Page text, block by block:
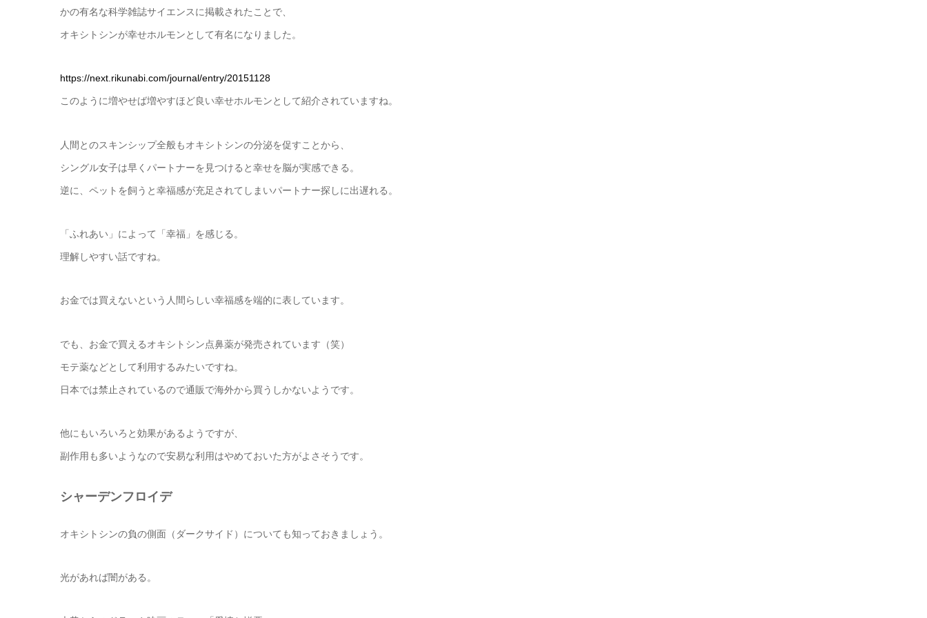
かの有名な科学雑誌サイエンスに掲載されたことで、
オキシトシンが幸せホルモンとして有名になりました。
https://next.rikunabi.com/journal/entry/20151128
このように増やせば増やすほど良い幸せホルモンとして紹介されていますね。
人間とのスキンシップ全般もオキシトシンの分泌を促すことから、
シングル女子は早くパートナーを見つけると幸せを脳が実感できる。
逆に、ペットを飼うと幸福感が充足されてしまいパートナー探しに出遅れる。
「ふれあい」によって「幸福」を感じる。
理解しやすい話ですね。
お金では買えないという人間らしい幸福感を端的に表しています。
でも、お金で買えるオキシトシン点鼻薬が発売されています（笑）
モテ薬などとして利用するみたいですね。
日本では禁止されているので通販で海外から買うしかないようです。
他にもいろいろと効果があるようですが、
副作用も多いようなので安易な利用はやめておいた方がよさそうです。
シャーデンフロイデ
オキシトシンの負の側面（ダークサイド）についても知っておきましょう。
光があれば闇がある。